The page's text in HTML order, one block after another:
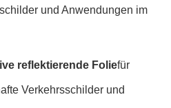
und Anwendungen im
reflektierende Foliefür
Verkehrsschilder und